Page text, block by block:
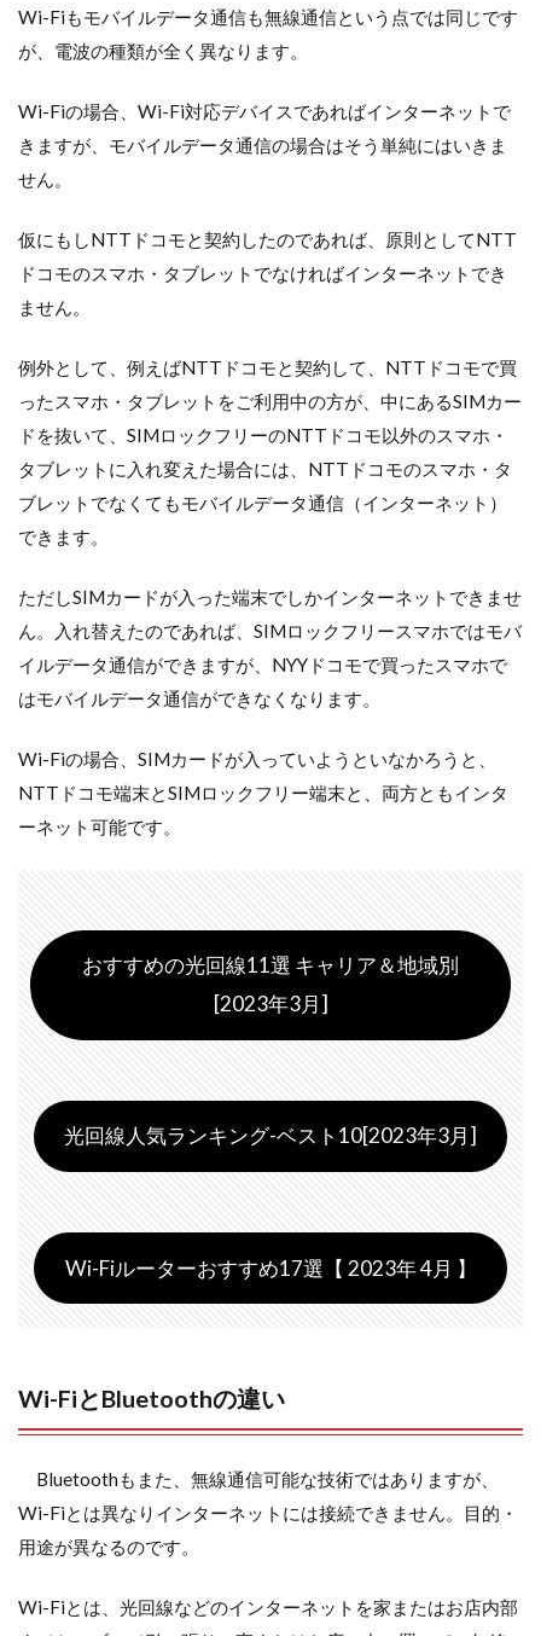
Wi-Fiもモバイルデータ通信も無線通信という点では同じです
が、電波の種類が全く異なります。
Wi-Fiの場合、Wi-Fi対応デバイスであればインターネットで
きますが、モバイルデータ通信の場合はそう単純にはいきま
せん。
仮にもしNTTドコモと契約したのであれば、原則としてNTT
ドコモのスマホ・タブレットでなければインターネットでき
ません。
例外として、例えばNTTドコモと契約して、NTTドコモで買
ったスマホ・タブレットをご利用中の方が、中にあるSIMカー
ドを抜いて、SIMロックフリーのNTTドコモ以外のスマホ・
タブレットに入れ変えた場合には、NTTドコモのスマホ・タ
ブレットでなくてもモバイルデータ通信（インターネット）
できます。
ただしSIMカードが入った端末でしかインターネットできませ
ん。入れ替えたのであれば、SIMロックフリースマホではモバ
イルデータ通信ができますが、NYYドコモで買ったスマホで
はモバイルデータ通信ができなくなります。
Wi-Fiの場合、SIMカードが入っていようといなかろうと、
NTTドコモ端末とSIMロックフリー端末と、両方ともインタ
ーネット可能です。
おすすめの光回線11選 キャリア＆地域別
[2023年3月]
光回線人気ランキング-ベスト10[2023年3月]
Wi-Fiルーターおすすめ17選【 2023年 4月 】
Wi-FiとBluetoothの違い
Bluetoothもまた、無線通信可能な技術ではありますが、
Wi-Fiとは異なりインターネットには接続できません。目的・
用途が異なるのです。
Wi-Fiとは、光回線などのインターネットを家またはお店内部